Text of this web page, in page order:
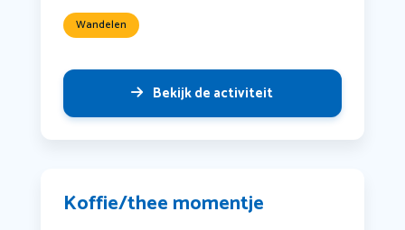
Wandelen
Bekijk de activiteit
Koffie/thee momentje